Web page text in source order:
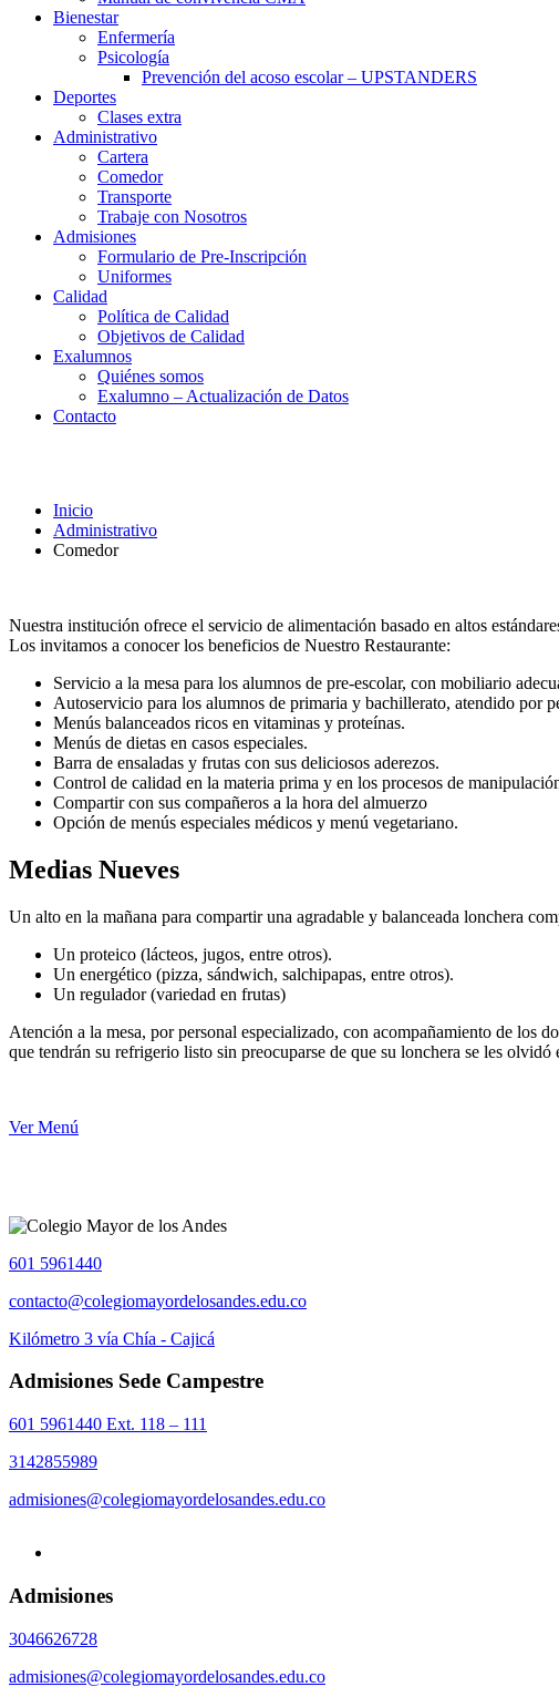
Bienestar
Enfermería
Psicología
Prevención del acoso escolar – UPSTANDERS
Deportes
Clases extra
Administrativo
Cartera
Comedor
Transporte
Trabaje con Nosotros
Admisiones
Formulario de Pre-Inscripción
Uniformes
Calidad
Política de Calidad
Objetivos de Calidad
Exalumnos
Quiénes somos
Exalumno – Actualización de Datos
Contacto
Inicio
Administrativo
Comedor
Nuestra institución ofrece el servicio de alimentación basado en altos
Los invitamos a conocer los beneficios de Nuestro Restaurante:
Servicio a la mesa para los alumnos de pre-escolar, con mobiliario
Autoservicio para los alumnos de primaria y bachillerato, atendido por
Menús balanceados ricos en vitaminas y proteínas.
Menús de dietas en casos especiales.
Barra de ensaladas y frutas con sus deliciosos aderezos.
Control de calidad en la materia prima y en los procesos de
Compartir con sus compañeros a la hora del almuerzo
Opción de menús especiales médicos y menú vegetariano.
Medias Nueves
Un alto en la mañana para compartir una agradable y balanceada lonchera
Un proteico (lácteos, jugos, entre otros).
Un energético (pizza, sándwich, salchipapas, entre otros).
Un regulador (variedad en frutas)
Atención a la mesa, por personal especializado, con acompañamiento de los
que tendrán su refrigerio listo sin preocuparse de que su lonchera se les
Ver Menú
601 5961440
contacto@colegiomayordelosandes.edu.co
Kilómetro 3 vía Chía - Cajicá
Admisiones Sede Campestre
601 5961440 Ext. 118 – 111
3142855989
admisiones@colegiomayordelosandes.edu.co
Admisiones
3046626728
admisiones@colegiomayordelosandes.edu.co